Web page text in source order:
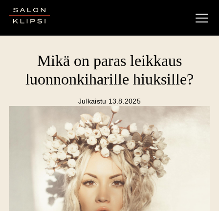
Salon Klipsi
Mikä on paras leikkaus
luonnonkiharille hiuksille?
Julkaistu 13.8.2025